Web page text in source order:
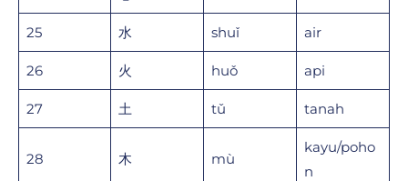
25 水 shuǐ air
26 火 huǒ api
27 土 tǔ tanah
28 木 mù
kayu/poho
n